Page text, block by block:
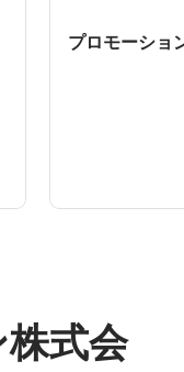
プロモーショ
式会